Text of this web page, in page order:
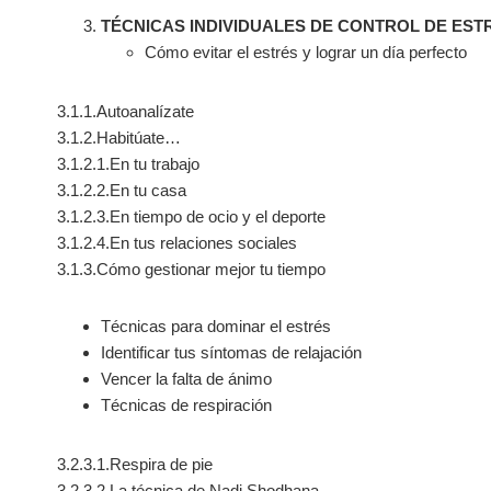
TÉCNICAS INDIVIDUALES DE CONTROL DE
Cómo evitar el estrés y lograr un día perfecto
3.1.1.Autoanalízate
3.1.2.Habitúate…
3.1.2.1.En tu trabajo
3.1.2.2.En tu casa
3.1.2.3.En tiempo de ocio y el deporte
3.1.2.4.En tus relaciones sociales
3.1.3.Cómo gestionar mejor tu tiempo
Técnicas para dominar el estrés
Identificar tus síntomas de relajación
Vencer la falta de ánimo
Técnicas de respiración
3.2.3.1.Respira de pie